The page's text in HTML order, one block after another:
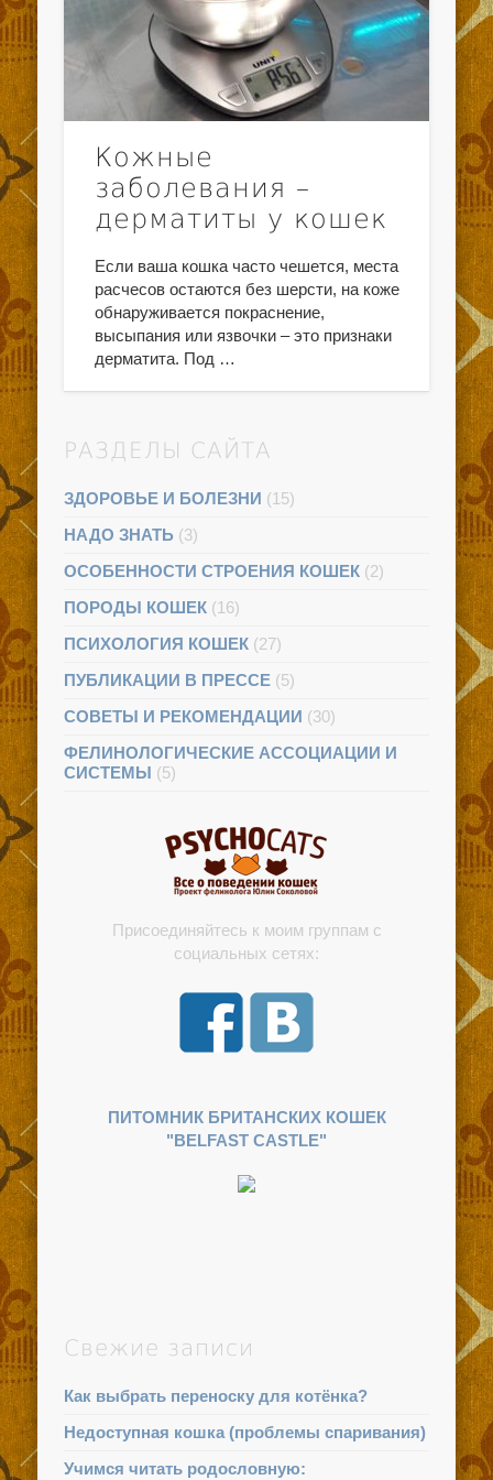
Кожные
заболевания –
дерматиты у кошек
Если ваша кошка часто чешется, места
расчесов остаются без шерсти, на коже
обнаруживается покраснение,
высыпания или язвочки – это признаки
дерматита. Под …
РАЗДЕЛЫ САЙТА
ЗДОРОВЬЕ И БОЛЕЗНИ (15)
НАДО ЗНАТЬ (3)
ОСОБЕННОСТИ СТРОЕНИЯ КОШЕК (2)
ПОРОДЫ КОШЕК (16)
ПСИХОЛОГИЯ КОШЕК (27)
ПУБЛИКАЦИИ В ПРЕССЕ (5)
СОВЕТЫ И РЕКОМЕНДАЦИИ (30)
ФЕЛИНОЛОГИЧЕСКИЕ АССОЦИАЦИИ И
СИСТЕМЫ (5)
Присоединяйтесь к моим группам с
социальных сетях:
ПИТОМНИК БРИТАНСКИХ КОШЕК
"BELFAST CASTLE"
Свежие записи
Как выбрать переноску для котёнка?
Недоступная кошка (проблемы спаривания)
Учимся читать родословную: